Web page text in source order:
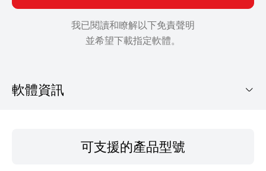
我已閱讀和瞭解以下免責聲明
並希望下載指定軟體。
軟體資訊
可支援的產品型號